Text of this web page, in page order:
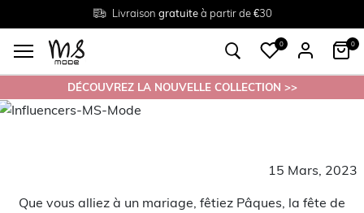
Livraison gratuiteà partir de €30
Tailles du38 au 54
Retourgratuit en magasin
0 0
DÉCOUVREZ LA NOUVELLE COLLECTION >>
15 Mars, 2023
Que vous alliez à un mariage, fêtiez Pâques, la fête de